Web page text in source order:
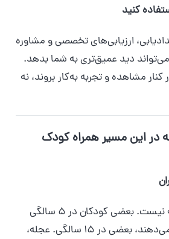
کنید
ارزیابی‌های تخصصی و مشاوره
دید عمیق‌تری به شما بدهد.
کنار مشاهده و تجربه به‌کار بروند، نه
این مسیر همراه کودک
رشد فردی یک مسابقه نیست. بعضی کودکان در ۵ سالگی
استعدادشان را نشان می‌دهند، بعضی در ۱۵ سالگی. عجله،